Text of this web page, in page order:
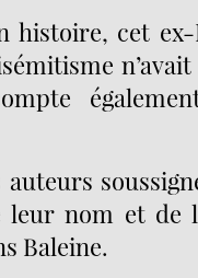
histoire, cet
n’avait
auteurs
nom et de
Baleine.